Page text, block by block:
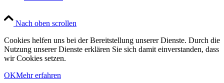
Nach oben scrollen
Cookies helfen uns bei der Bereitstellung unserer Dienste. Durch die
Nutzung unserer Dienste erklären Sie sich damit einverstanden, dass
wir Cookies setzen.
OKMehr erfahren